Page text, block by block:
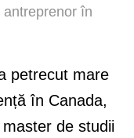
în
petrecut mare
în Canada,
de studii